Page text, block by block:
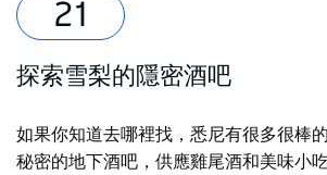
探索雪梨的隱密酒吧
如果你知道去哪裡找，悉尼有很多很棒
秘密的地下酒吧，供應雞尾酒和美味小